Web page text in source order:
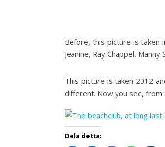
Before, this picture is taken
Jeanine, Ray Chappel,
This picture is taken 2012
different. Now you see, from
Dela detta: